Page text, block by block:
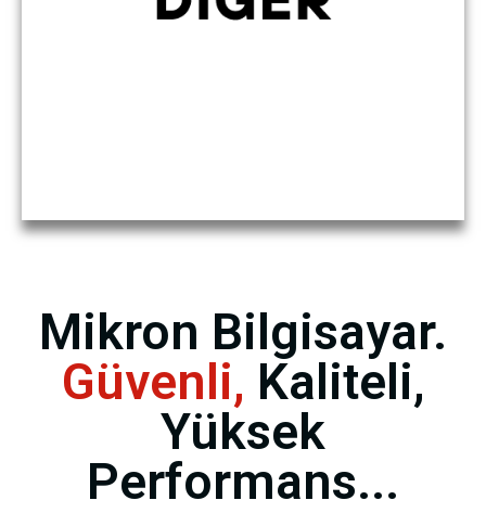
Mikron Bilgisayar.
Güvenli, Kaliteli,
Yüksek
Performans...